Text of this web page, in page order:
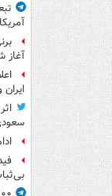
آغاز
ایران